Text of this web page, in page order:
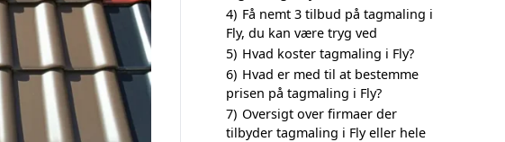
4) Få nemt 3 tilbud på tagmaling i
Fly, du kan være tryg ved
5) Hvad koster tagmaling i Fly?
6) Hvad er med til at bestemme
prisen på tagmaling i Fly?
7) Oversigt over firmaer der
tilbyder tagmaling i Fly eller hele